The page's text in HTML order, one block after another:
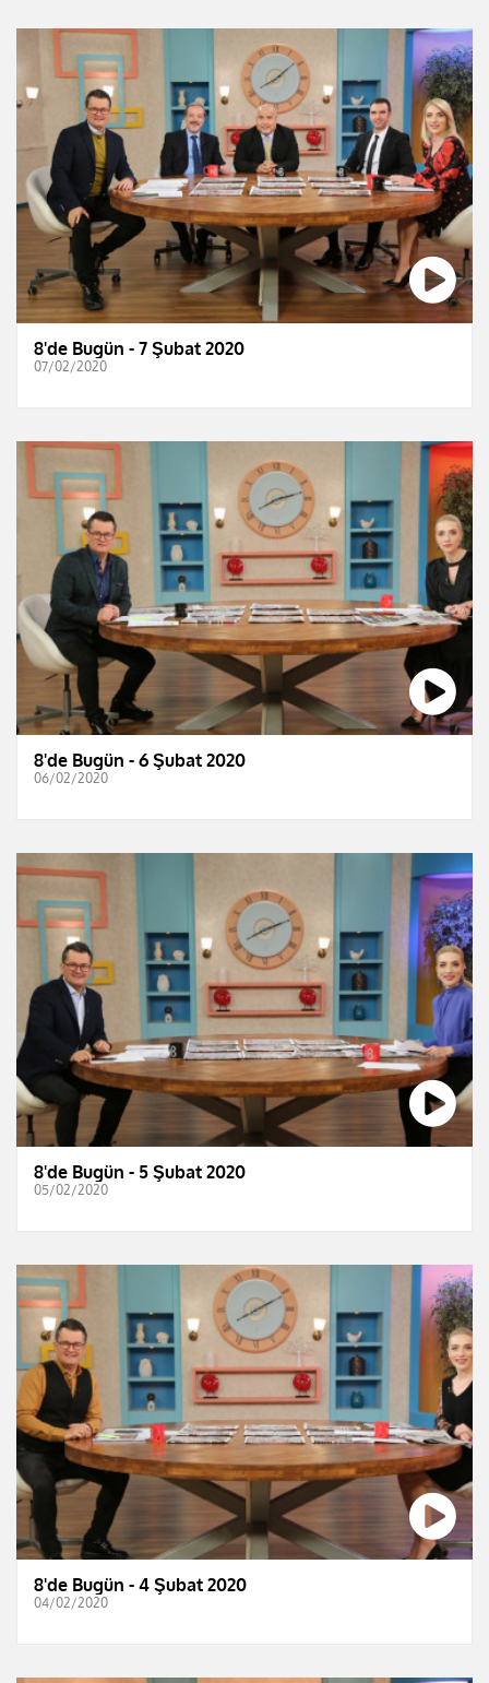
8'de Bugün - 7 Şubat 2020
07/02/2020
8'de Bugün - 6 Şubat 2020
06/02/2020
8'de Bugün - 5 Şubat 2020
05/02/2020
8'de Bugün - 4 Şubat 2020
04/02/2020